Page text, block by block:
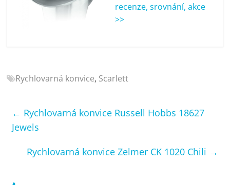
telefony,
recenze, srovnání, akce
>>
Rychlovarná konvice, Scarlett
← Rychlovarná konvice Russell Hobbs 18627
Jewels
Rychlovarná konvice Zelmer CK 1020 Chili →